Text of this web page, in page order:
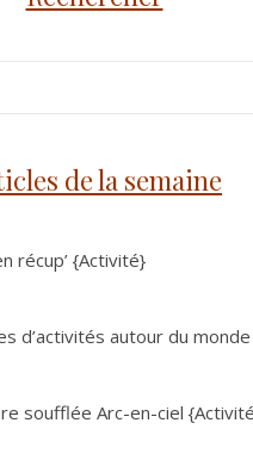
de la semaine
récup’ {Activité}
d’activités autour du
soufflée Arc-en-ciel